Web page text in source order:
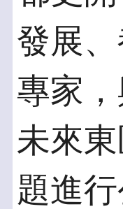
發展
專家
未來
題進